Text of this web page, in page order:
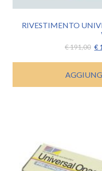
RIVESTIMENTO
€191,00 Il
€
€